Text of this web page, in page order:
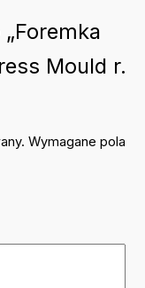
Mould r.
Wymagane pola